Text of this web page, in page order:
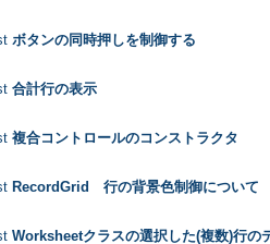
ボタンの同時押しを制御する
of 5 in Average
合計行の表示
of 5 in Average
複合コントロールのコンストラクタ
of 5 in Average
RecordGrid 行の背景色制御について
of 5 in Average
Worksheetクラスの選択した(複数)行の